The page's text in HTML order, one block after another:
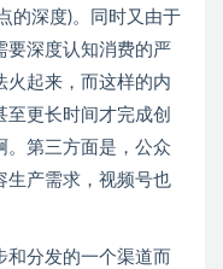
的深度)。同时又由于
要深度认知消费的严
火起来，而这样的内
更长时间才完成创
。第三方面是，公众
生产需求，视频号也
和分发的一个渠道而